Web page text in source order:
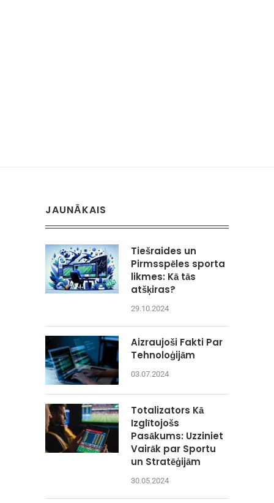
JAUNĀKAIS
Tiešraides un
Pirmsspēles sporta
likmes: Kā tās
atšķiras?
29.10.2024
Aizraujoši Fakti Par
Tehnoloģijām
03.07.2024
Totalizators Kā
Izglītojošs
Pasākums: Uzziniet
Vairāk par Sportu
un Stratēģijām
30.05.2024